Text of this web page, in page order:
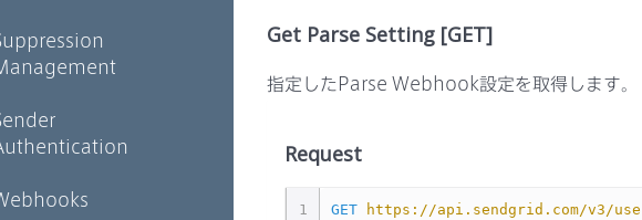
Get Parse Setting [GET]
指定したParse Webhook設定を取得します。
Request
1 GET https://api.sendgrid.com/v3/